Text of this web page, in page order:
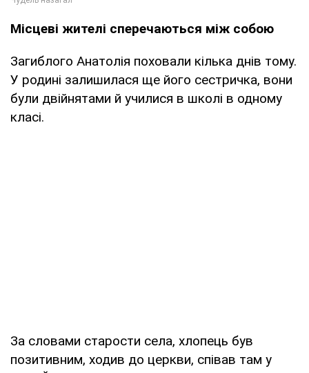
Місцеві жителі сперечаються між собою
Загиблого Анатолія поховали кілька днів тому.
У родині залишилася ще його сестричка, вони
були двійнятами й училися в школі в одному
класі.
За словами старости села, хлопець був
позитивним, ходив до церкви, співав там у